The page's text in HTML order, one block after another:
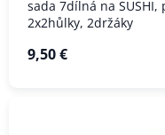
sada 7dílná na
2x2hůlky, 2držáky
9,50 €